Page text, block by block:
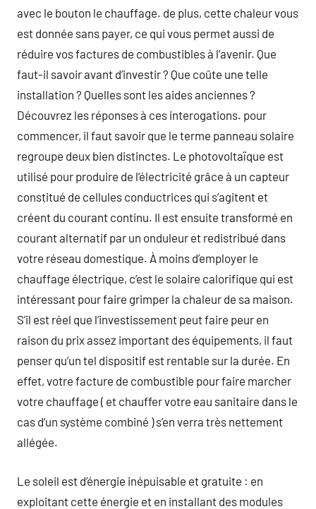
avec le bouton le chauffage. de plus, cette chaleur vous
est donnée sans payer, ce qui vous permet aussi de
réduire vos factures de combustibles à l’avenir. Que
faut-il savoir avant d’investir ? Que coûte une telle
installation ? Quelles sont les aides anciennes ?
Découvrez les réponses à ces interogations. pour
commencer, il faut savoir que le terme panneau solaire
regroupe deux bien distinctes. Le photovoltaïque est
utilisé pour produire de l’électricité grâce à un capteur
constitué de cellules conductrices qui s’agitent et
créent du courant continu. Il est ensuite transformé en
courant alternatif par un onduleur et redistribué dans
votre réseau domestique. À moins d’employer le
chauffage électrique, c’est le solaire calorifique qui est
intéressant pour faire grimper la chaleur de sa maison.
S’il est réel que l’investissement peut faire peur en
raison du prix assez important des équipements, il faut
penser qu’un tel dispositif est rentable sur la durée. En
effet, votre facture de combustible pour faire marcher
votre chauffage ( et chauffer votre eau sanitaire dans le
cas d’un système combiné ) s’en verra très nettement
allégée.
Le soleil est d’énergie inépuisable et gratuite : en
exploitant cette énergie et en installant des modules